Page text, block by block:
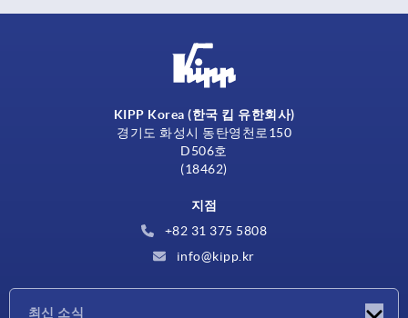
KIPP Korea (한국 킵 유한회사)
경기도 화성시 동탄영천로150
D506호
(18462)
지점
+82 31 375 5808
info@kipp.kr
최신 소식